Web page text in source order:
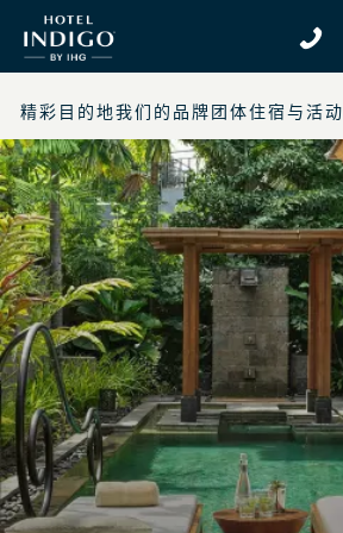
精彩目的地我们的品牌团体住宿与活动